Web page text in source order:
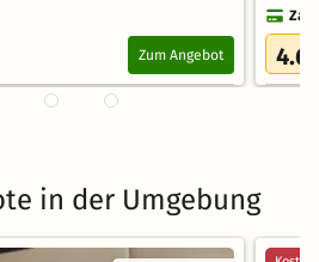
Zum Angebot 4.6
in der Umgebung